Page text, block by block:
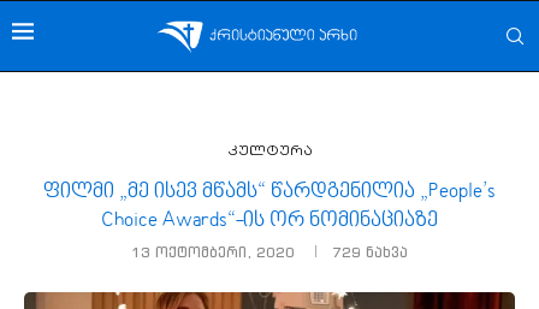
კულტურა
ფილმი „მე ისევ მწამს“ წარდგენილია „People’s
Choice Awards“-ის ორ ნომინაციაზე
13 ოქტომბერი, 2020 729 ნახვა